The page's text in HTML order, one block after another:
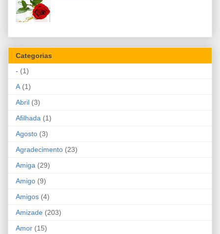
Categorias
- (1)
A (1)
Abril (3)
Afilhada (1)
Agosto (3)
Agradecimento (23)
Amiga (29)
Amigo (9)
Amigos (4)
Amizade (203)
Amor (15)